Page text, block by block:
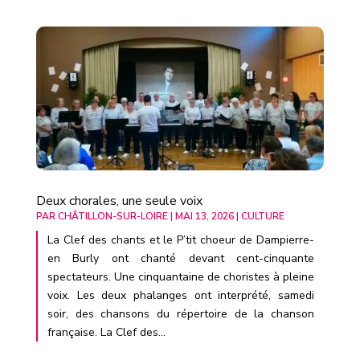
Deux chorales, une seule voix
PARCHÂTILLON-SUR-LOIRE| MAI 13, 2026| CULTURE
La Clef des chants et le P’tit choeur de Dampierre-
en Burly ont chanté devant cent-cinquante
spectateurs. Une cinquantaine de choristes à pleine
voix. Les deux phalanges ont interprété, samedi
soir, des chansons du répertoire de la chanson
française. La Clef des...